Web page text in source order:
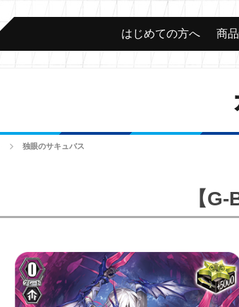
はじめての方へ 商
独眼のサキュバス
【